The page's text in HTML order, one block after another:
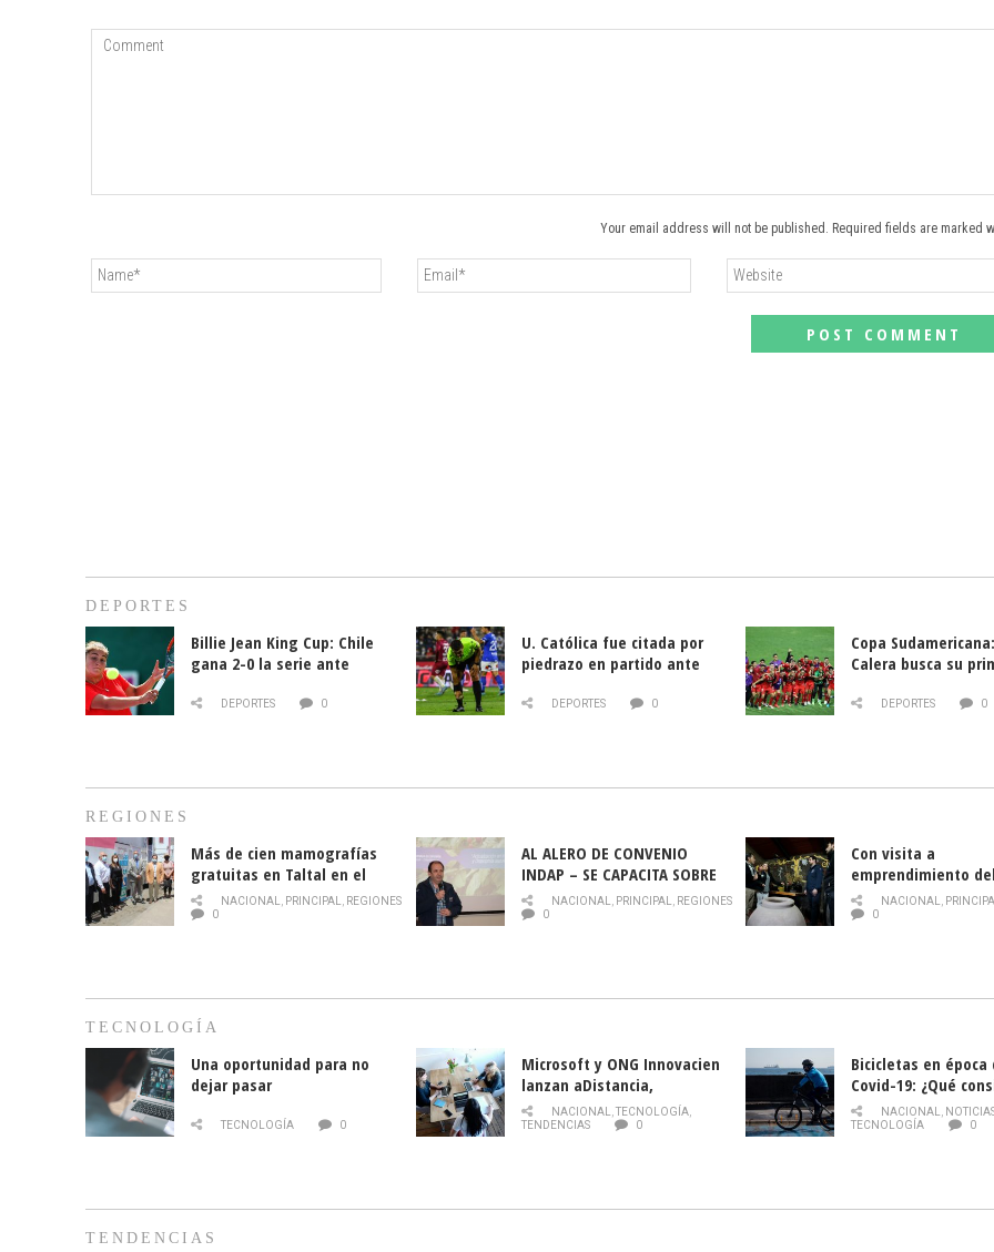
Your email address will not be published. Required fields are marked
DEPORTES
Billie Jean King Cup: Chile
gana 2-0 la serie ante
DEPORTES 0
U. Católica fue citada por
piedrazo en partido ante
DEPORTES 0
Copa
Calera busca su
DEPORTES 0
REGIONES
Más de cien mamografías
gratuitas en Taltal en el
mes de la prevención del
cáncer de mama
NACIONAL, PRINCIPAL, REGIONES
0
AL ALERO DE CONVENIO
INDAP – SE CAPACITA SOBRE
PLAGA DROSOPHILA SUZUKII
NACIONAL, PRINCIPAL, REGIONES
0
Con visita a
emprendimiento
y llamado al
historia campesina
NACIONAL,
0
TECNOLOGÍA
Una oportunidad para no
dejar pasar
TECNOLOGÍA 0
Microsoft y ONG Innovacien
lanzan aDistancia,
plataforma con cursos
gratuitos online sobre
NACIONAL,TECNOLOGÍA,
TENDENCIAS
0
Bicicletas en época
Covid-19: ¿Qué
momento de
NACIONAL,
TECNOLOGÍA
0
TENDENCIAS